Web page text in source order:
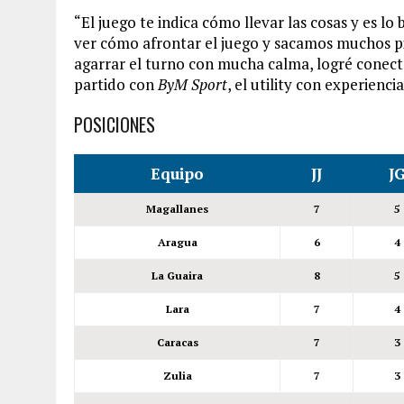
“El juego te indica cómo llevar las cosas y es
ver cómo afrontar el juego y sacamos muchos
agarrar el turno con mucha calma, logré
partido conByM Sport, el utility con experiencia
POSICIONES
Equipo JJ
Magallanes 7 5
Aragua 6 4
La Guaira 8 5
Lara 7 4
Caracas 7 3
Zulia 7 3